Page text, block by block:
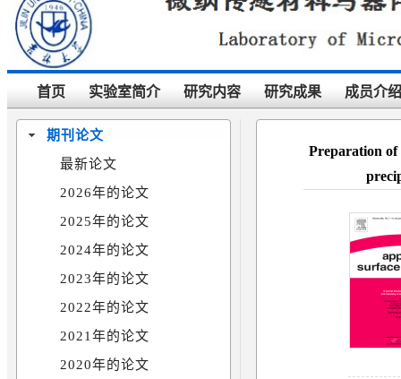
首页 实验室简介 研究内容 研究成果 成员介绍
期刊论文
最新论文
2026年的论文
2025年的论文
2024年的论文
2023年的论文
2022年的论文
2021年的论文
2020年的论文
Preparation of